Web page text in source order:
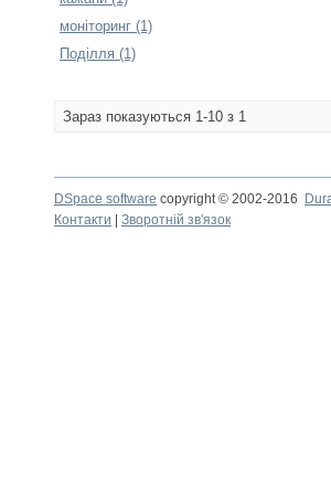
моніторинг (1)
Поділля (1)
Зараз показуються 1-10 з 1
DSpace software copyright © 2002-2016
Контакти
Зворотній зв'язок